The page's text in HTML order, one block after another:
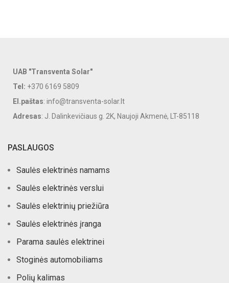
UAB "Transventa Solar"
Tel: +370 6169 5809
El.paštas: info@transventa-solar.lt
Adresas: J. Dalinkevičiaus g. 2K, Naujoji Akmenė, LT-85118
PASLAUGOS
Saulės elektrinės namams
Saulės elektrinės verslui
Saulės elektrinių priežiūra
Saulės elektrinės įranga
Parama saulės elektrinei
Stoginės automobiliams
Polių kalimas